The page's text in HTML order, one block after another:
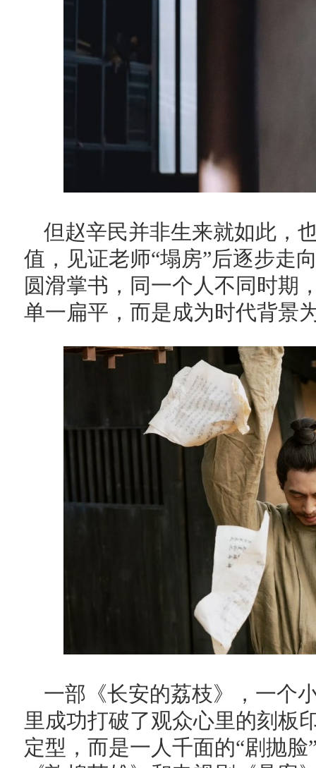
但赵辛民并非生来就如此，
值，见证老师“塌房”后逐步走
圆滑掌书，同一个人不同时期
单一扁平，而是成为时代背景
一部《长安的荔枝》，一个
里成功打破了观众心里的刻板
定型，而是一人千面的“剧抛